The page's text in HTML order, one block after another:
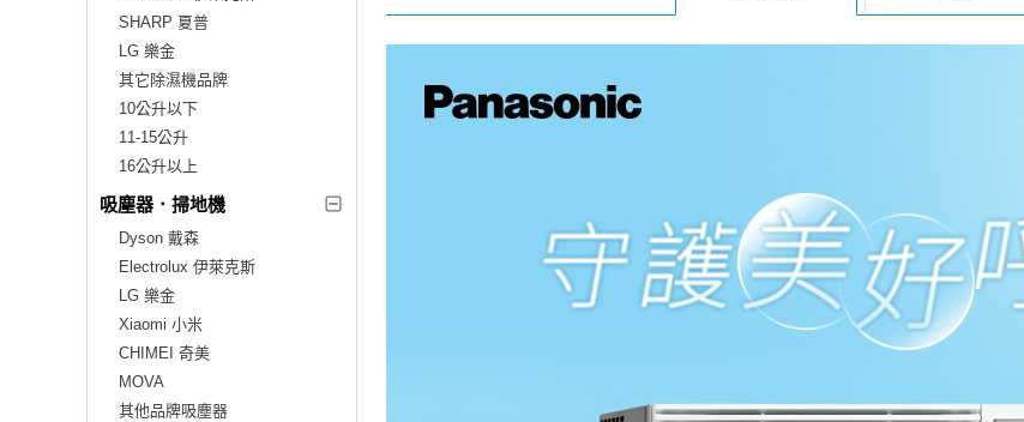
SHARP 夏普
LG 樂金
其它除濕機品牌
10公升以下
11-15公升
16公升以上
吸塵器．掃地機
Dyson 戴森
Electrolux 伊萊克斯
LG 樂金
Xiaomi 小米
CHIMEI 奇美
MOVA
其他品牌吸塵器